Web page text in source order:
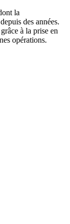
la
des années.
à la prise en
opérations.